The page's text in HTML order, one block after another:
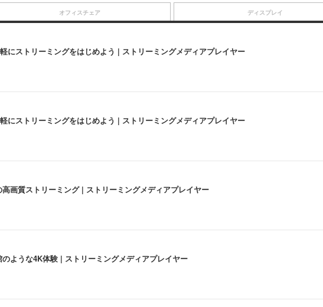
にストリーミングをはじめよう | ストリーミングメディアプレイヤー
にストリーミングをはじめよう | ストリーミングメディアプレイヤー
画質ストリーミング | ストリーミングメディアプレイヤー
ような4K体験 | ストリーミングメディアプレイヤー
オフィスチェア ディスプレイ